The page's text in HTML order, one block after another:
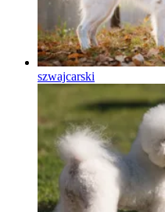
szwajcarski